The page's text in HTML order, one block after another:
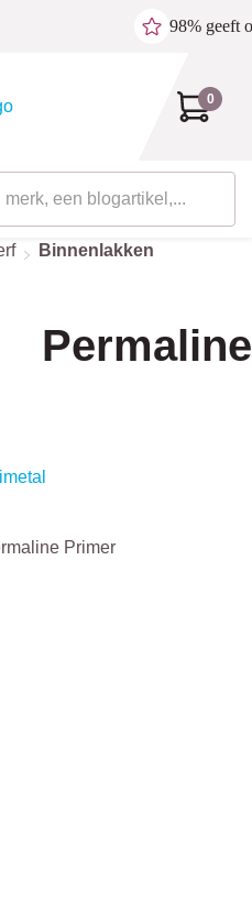
98% geeft
0
Binnenlakken